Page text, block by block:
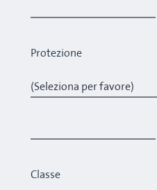
Protezione
Classe